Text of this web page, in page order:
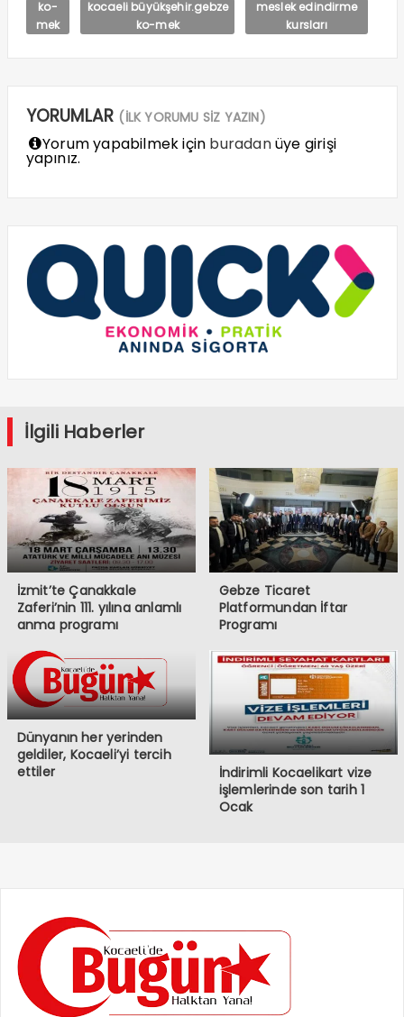
ko-
mek
kocaeli büyükşehir.gebze
ko-mek
meslek edindirme
kursları
YORUMLAR (İLK YORUMU SİZ YAZIN)
Yorum yapabilmek için buradanüye girişi
yapınız.
İlgili Haberler
İzmit’te Çanakkale
Zaferi’nin 111. yılına anlamlı
anma programı
Gebze Ticaret
Platformundan İftar
Programı
Dünyanın her yerinden
geldiler, Kocaeli’yi tercih
ettiler
İndirimli Kocaelikart vize
işlemlerinde son tarih 1
Ocak